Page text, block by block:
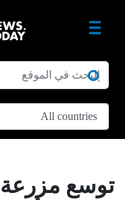
توسع مزرعة